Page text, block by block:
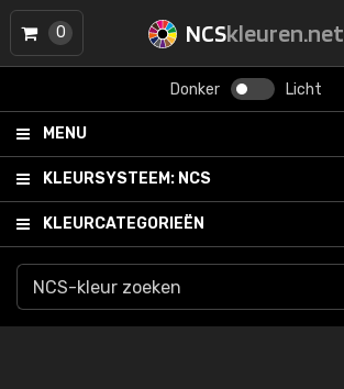
NCSkleuren.net
Donker Licht
MENU
KLEURSYSTEEM: NCS
KLEURCATEGORIEËN
0